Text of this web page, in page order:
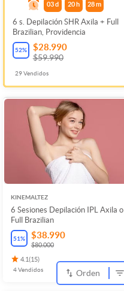
03 d 20 h 28m
6 s. Depilación SHR Axila + Full
Brazilian, Providencia
52% $28.990
$59.990
29Vendidos
KINEMALTEZ
6 Sesiones Depilación IPL Axila o
Full Brazilian
51% $38.990
$80.000
4.1(15)
4Vendidos Orden